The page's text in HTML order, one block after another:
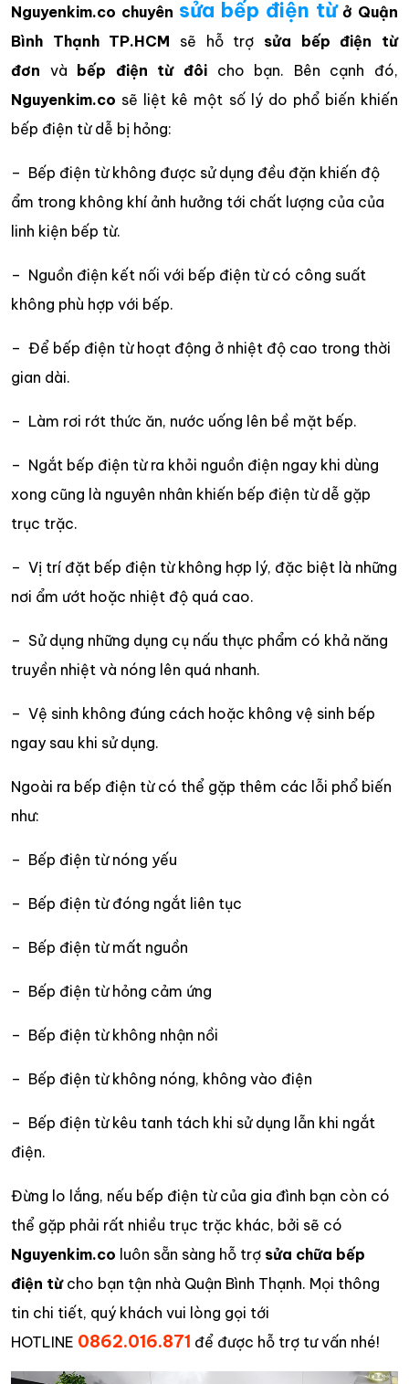
Nguyenkim.co chuyên sửa bếp điện từở Quận
Bình Thạnh TP.HCM sẽ hỗ trợ sửa bếp điện từ
đơn và bếp điện từ đôi cho bạn. Bên cạnh đó,
Nguyenkim.co sẽ liệt kê một số lý do phổ biến khiến
bếp điện từ dễ bị hỏng:
– Bếp điện từ không được sử dụng đều đặn khiến độ
ẩm trong không khí ảnh hưởng tới chất lượng của của
linh kiện bếp từ.
– Nguồn điện kết nối với bếp điện từ có công suất
không phù hợp với bếp.
– Để bếp điện từ hoạt động ở nhiệt độ cao trong thời
gian dài.
– Làm rơi rớt thức ăn, nước uống lên bề mặt bếp.
– Ngắt bếp điện từ ra khỏi nguồn điện ngay khi dùng
xong cũng là nguyên nhân khiến bếp điện từ dễ gặp
trục trặc.
– Vị trí đặt bếp điện từ không hợp lý, đặc biệt là những
nơi ẩm ướt hoặc nhiệt độ quá cao.
– Sử dụng những dụng cụ nấu thực phẩm có khả năng
truyền nhiệt và nóng lên quá nhanh.
– Vệ sinh không đúng cách hoặc không vệ sinh bếp
ngay sau khi sử dụng.
Ngoài ra bếp điện từ có thể gặp thêm các lỗi phổ biến
như:
– Bếp điện từ nóng yếu
– Bếp điện từ đóng ngắt liên tục
– Bếp điện từ mất nguồn
– Bếp điện từ hỏng cảm ứng
– Bếp điện từ không nhận nồi
– Bếp điện từ không nóng, không vào điện
– Bếp điện từ kêu tanh tách khi sử dụng lẫn khi ngắt
điện.
Đừng lo lắng, nếu bếp điện từ của gia đình bạn còn có
thể gặp phải rất nhiều trục trặc khác, bởi sẽ có
Nguyenkim.co luôn sẵn sàng hỗ trợ sửa chữa bếp
điện từcho bạn tận nhà Quận Bình Thạnh. Mọi thông
tin chi tiết, quý khách vui lòng gọi tới
HOTLINE 0862.016.871 để được hỗ trợ tư vấn nhé!